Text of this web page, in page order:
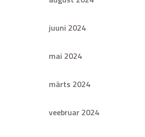
juuni 2024
mai 2024
märts 2024
veebruar 2024